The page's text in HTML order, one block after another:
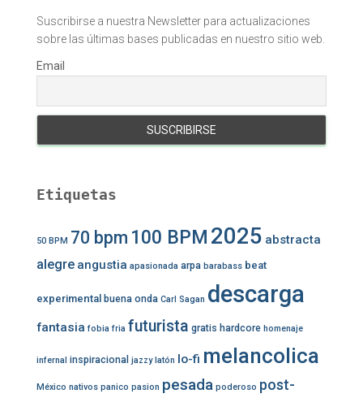
Suscribirse a nuestra Newsletter para actualizaciones
sobre las últimas bases publicadas en nuestro sitio web.
Email
Etiquetas
50 BPM 70 bpm 100 BPM 2025 abstracta
alegre angustia apasionada arpa barabass beat
experimental buena onda Carl Sagan descarga
fantasia fobia fria futurista gratis hardcore homenaje
infernal inspiracional jazzy latón lo-fi melancolica
México nativos panico pasion pesada poderoso post-